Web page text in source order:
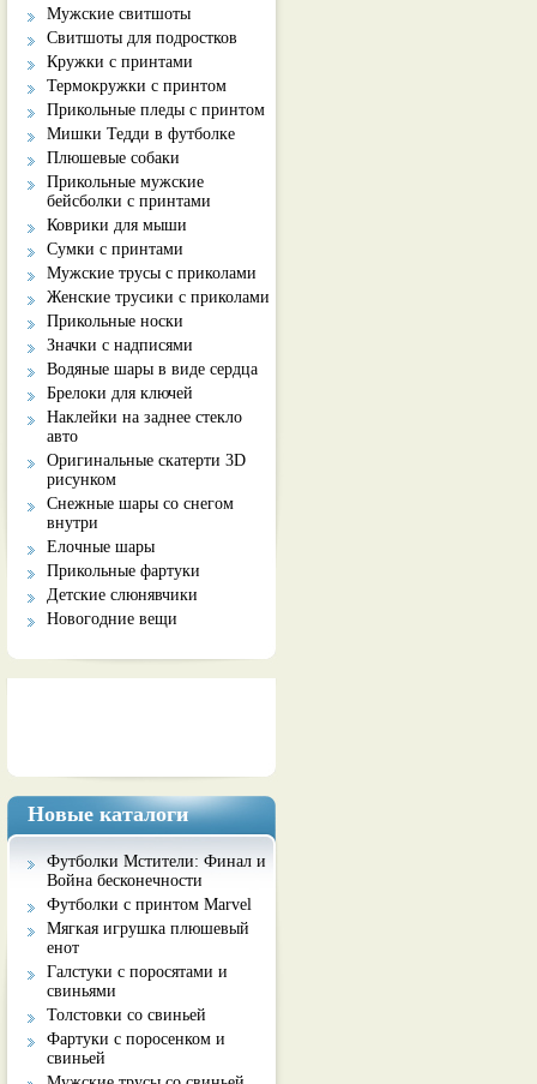
Мужские свитшоты
Свитшоты для подростков
Кружки с принтами
Термокружки с принтом
Прикольные пледы с принтом
Мишки Тедди в футболке
Плюшевые собаки
Прикольные мужские
бейсболки с принтами
Коврики для мыши
Сумки с принтами
Мужские трусы с приколами
Женские трусики с приколами
Прикольные носки
Значки с надписями
Водяные шары в виде сердца
Брелоки для ключей
Наклейки на заднее стекло
авто
Оригинальные скатерти 3D
рисунком
Снежные шары со снегом
внутри
Елочные шары
Прикольные фартуки
Детские слюнявчики
Новогодние вещи
Новые каталоги
Футболки Мстители: Финал и
Война бесконечности
Футболки с принтом Marvel
Мягкая игрушка плюшевый
енот
Галстуки с поросятами и
свиньями
Толстовки со свиньей
Фартуки с поросенком и
свиньей